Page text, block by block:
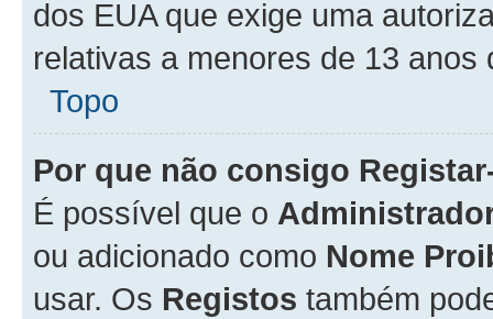
dos EUA que exige uma
relativas a menores de 13 anos
Topo
Por que não consigo
É possível que o
ou adicionado como Nome
usar. Os Registos também